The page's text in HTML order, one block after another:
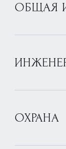
ОБЩАЯ
ОХРАНА